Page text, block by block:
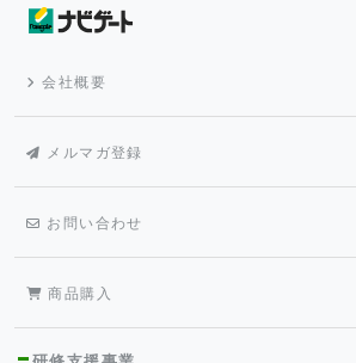
会社概要
メルマガ登録
お問い合わせ
商品購入